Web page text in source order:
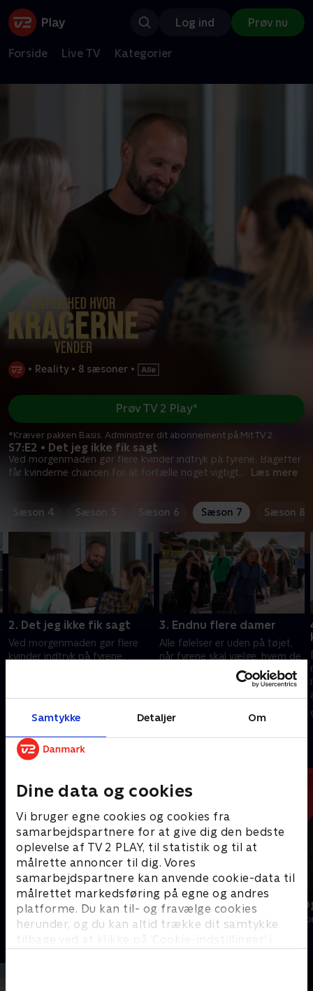
Samtykke Detaljer Om
Dine data og cookies
Vi bruger egne cookies og cookies fra
samarbejdspartnere for at give dig den bedste
oplevelse af TV 2 PLAY, til statistik og til at
målrette annoncer til dig. Vores
samarbejdspartnere kan anvende cookie-data til
målrettet markedsføring på egne og andres
platforme. Du kan til- og fravælge cookies
herunder, og du kan altid trække dit samtykke
tilbage ved at klikke på ’Cookie-indstillinger’ i
Log ind Prøv nu
Forside Live TV Kategorier
• Reality • 8 sæsoner •
S7:E2 • Det jeg ikke fik sagt
Ved morgenmaden gør flere kvinder indtryk på fyrene. Bagefter
får kvinderne chancen for at fortælle noget vigtigt... Læs mere
Prøv TV 2 Play*
*Kræver pakken Basis. Administrer dit abonnement på Mit TV 2.
Sæson 4 Sæson 5 Sæson 6 Sæson 7 Sæson 8
2. Det jeg ikke fik sagt
Ved morgenmaden gør flere
kvinder indtryk på fyrene.
om sig selv, inden mændene
26. januar 2026 • 40 min
3. Endnu flere damer
Alle følelser er uden på tøjet,
når fyrene skal vælge, hvem de
vil date videre. Flere kvinder må
tage skuffet hjem, men dagen
efter er et nyt hold kvinder klar.
2. februar 2026 • 40 min
Andre så også
Landmand søger kærlighed
Reality • 13 sæsoner
Date mig
Reality • 7